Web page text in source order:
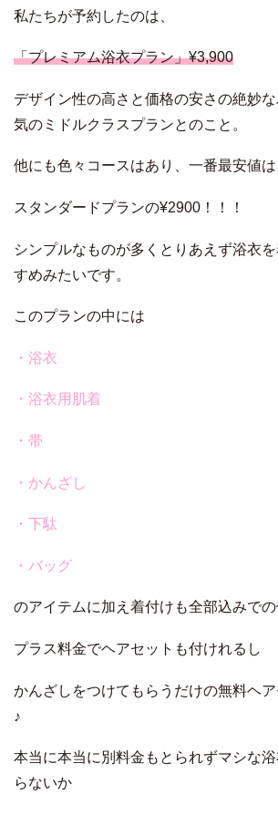
私たちが予約したのは、
「プレミアム浴衣プラン」¥3,900
デザイン性の高さと価格の安さの絶妙
気のミドルクラスプランとのこと。
他にも色々コースはあり、一番最安値は
スタンダードプランの¥2900！！！
シンプルなものが多くとりあえず浴衣
すめみたいです。
このプランの中には
・浴衣
・浴衣用肌着
・帯
・かんざし
・下駄
・バッグ
のアイテムに加え着付けも全部込みでの
プラス料金でヘアセットも付けれるし
かんざしをつけてもらうだけの無料ヘ
♪
本当に本当に別料金もとられずマシな
らないか